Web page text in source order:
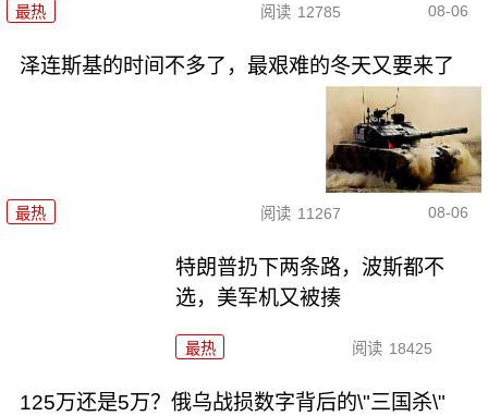
最热 阅读 12785 08-06
泽连斯基的时间不多了，最艰难的冬天又要来了
最热 阅读 11267 08-06
特朗普扔下两条路，波斯都不
选，美军机又被揍
最热 阅读 18425
125万还是5万？俄乌战损数字背后的\"三国杀\"